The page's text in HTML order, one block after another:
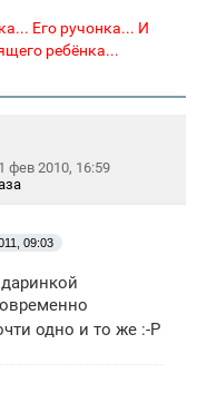
Его ручонка... И
ребёнка...
фев 2010, 16:59
09:03
одно и то же :-P